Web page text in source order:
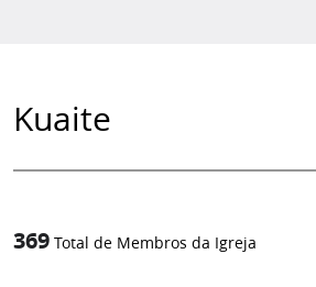
Kuaite
369 Total de Membros da Igreja